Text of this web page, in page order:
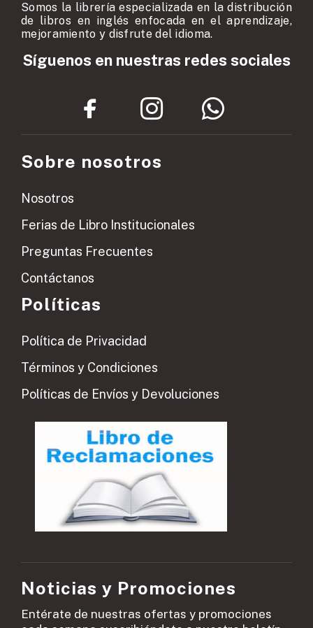
Somos la librería especializada en la distribución
de libros en inglés enfocada en el aprendizaje,
mejoramiento y disfrute del idioma.
Síguenos en nuestras redes sociales
Sobre nosotros
Nosotros
Ferias de Libro Institucionales
Preguntas Frecuentes
Contáctanos
Políticas
Política de Privacidad
Términos y Condiciones
Políticas de Envíos y Devoluciones
Noticias y Promociones
Entérate de nuestras ofertas y promociones